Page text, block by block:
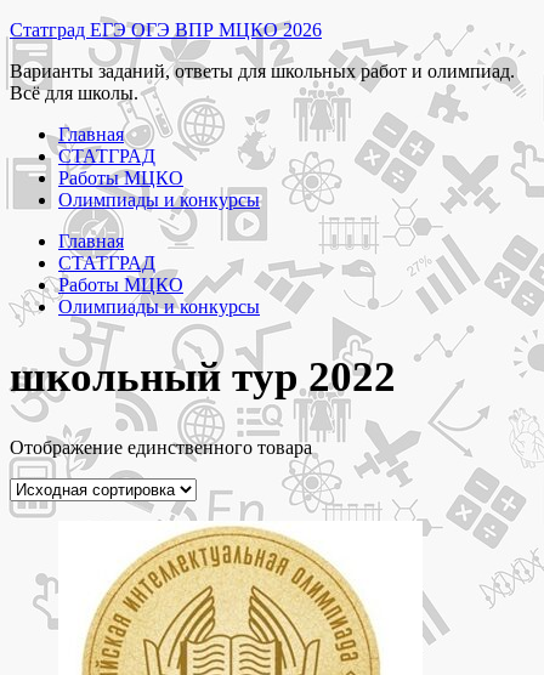
Перейти
к
содержимому
Статград ЕГЭ ОГЭ ВПР МЦКО 2026
Варианты заданий, ответы для школьных работ и олимпиад.
Всё для школы.
Главная
СТАТГРАД
Работы МЦКО
Олимпиады и конкурсы
Главная
СТАТГРАД
Работы МЦКО
Олимпиады и конкурсы
школьный тур 2022
Отображение единственного товара